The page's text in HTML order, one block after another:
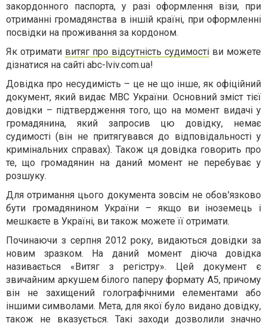
закордонного паспорта, у разі оформлення візи, при
отриманні громадянства в іншій країні, при оформленні
посвідки на проживання за кордоном.
Як отримати витяг про відсутність судимості ви можете
дізнатися на сайті abc-lviv.com.ua!
Довідка про несудимість – це не що інше, як офіційний
документ, який видає МВС України. Основний зміст тієї
довідки – підтвердження того, що на момент видачі у
громадянина, який запросив цю довідку, немає
судимості (він не притягувався до відповідальності у
кримінальних справах). Також ця довідка говорить про
те, що громадянин на даний момент не перебуває у
розшуку.
Для отримання цього документа зовсім не обов'язково
бути громадянином України – якщо ви іноземець і
мешкаєте в Україні, ви також можете її отримати.
Починаючи з серпня 2012 року, видаються довідки за
новим зразком. На даний момент діюча довідка
називається «Витяг з регістру». Цей документ є
звичайним аркушем білого паперу формату А5, причому
він не захищений голографічними елементами або
іншими символами. Мета, для якої було видано довідку,
також не вказується. Такі заходи дозволили значно